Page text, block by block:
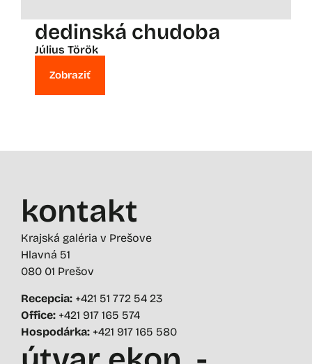
dedinská chudoba
Július Török
Zobraziť
kontakt
Krajská galéria v Prešove
Hlavná 51
080 01 Prešov
Recepcia: +421 51 772 54 23
Office: +421 917 165 574
Hospodárka: +421 917 165 580